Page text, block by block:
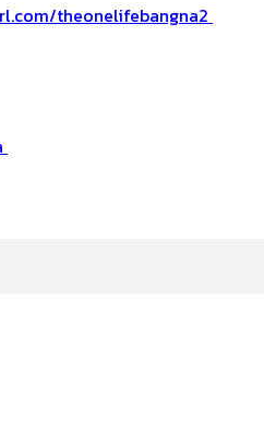
theonelifebangna2